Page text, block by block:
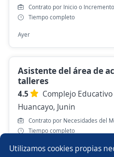
Contrato por Inicio o
Tiempo completo
Ayer
Asistente del área de
talleres
4.5
Complejo
Huancayo, Junin
Contrato por Necesidades del
Tiempo completo
Ayer
Utilizamos cookies propias